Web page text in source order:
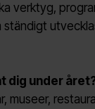
verktyg,
dig under
museer,